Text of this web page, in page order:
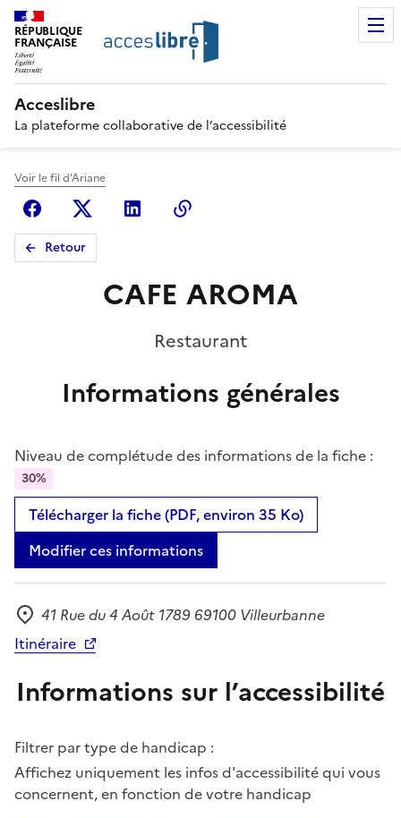
RÉPUBLIQUE
FRANÇAISE
Acceslibre
La plateforme collaborative de l’accessibilité
Voir le fil d'Ariane
FacebookX (anciennement Twitter)
Linkedin
Retour
CAFE AROMA
Restaurant
Informations générales
Niveau de complétude des informations de la fiche :
30%
Télécharger la fiche (PDF, environ 35 Ko)
Modifier ces informations
Adresse
41 Rue du 4 Août 1789 69100 Villeurbanne
Itinéraire
Informations sur l’accessibilité
Filtrer par type de handicap :
Affichez uniquement les infos d'accessibilité qui vous
concernent, en fonction de votre handicap